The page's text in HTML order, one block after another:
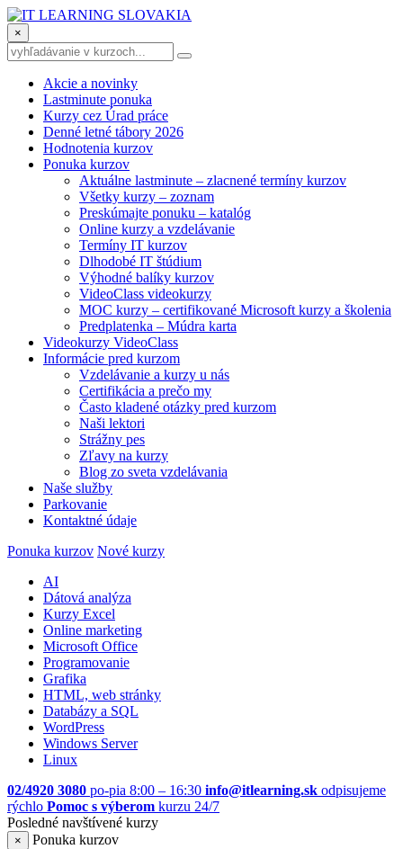
×
Akcie a novinky
Lastminute ponuka
Kurzy cez Úrad práce
Denné letné tábory 2026
Hodnotenia kurzov
Ponuka kurzov
Aktuálne lastminute – zlacnené termíny kurzov
Všetky kurzy – zoznam
Preskúmajte ponuku – katalóg
Online kurzy a vzdelávanie
Termíny IT kurzov
Dlhodobé IT štúdium
Výhodné balíky kurzov
VideoClass videokurzy
MOC kurzy – certifikované Microsoft kurzy a školenia
Predplatenka – Múdra karta
Videokurzy VideoClass
Informácie pred kurzom
Vzdelávanie a kurzy u nás
Certifikácia a prečo my
Často kladené otázky pred kurzom
Naši lektori
Strážny pes
Zľavy na kurzy
Blog zo sveta vzdelávania
Naše služby
Parkovanie
Kontaktné údaje
Ponuka kurzov Nové kurzy
AI
Dátová analýza
Kurzy Excel
Online marketing
Microsoft Office
Programovanie
Grafika
HTML, web stránky
Databázy a SQL
WordPress
Windows Server
Linux
02/4920 3080 po-pia 8:00 – 16:30 info@itlearning.sk odpisujeme
rýchlo Pomoc s výberom kurzu 24/7
Posledné navštívené kurzy
×
Ponuka kurzov